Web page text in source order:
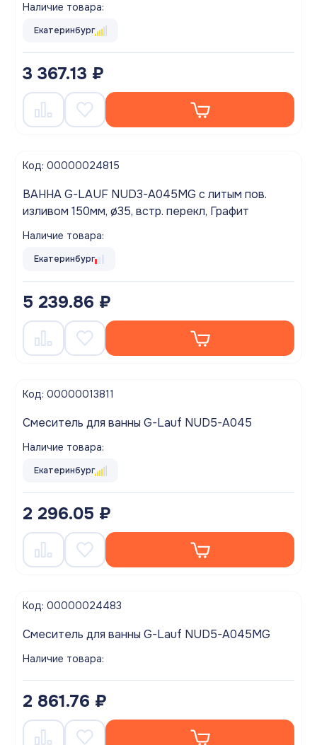
Наличие товара:
Екатеринбург
3 367.13 ₽
Код: 00000024815
ВАННА G-LAUF NUD3-A045MG с литым пов.
изливом 150мм, ø35, встр. перекл, Графит
Наличие товара:
Екатеринбург
5 239.86 ₽
Код: 00000013811
Смеситель для ванны G-Lauf NUD5-A045
Наличие товара:
Екатеринбург
2 296.05 ₽
Код: 00000024483
Смеситель для ванны G-Lauf NUD5-A045MG
Наличие товара:
2 861.76 ₽